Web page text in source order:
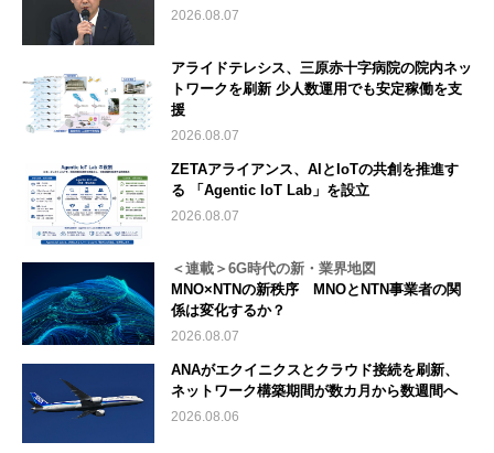
2026.08.07
アライドテレシス、三原赤十字病院の院内ネッ
トワークを刷新 少人数運用でも安定稼働を支
援
2026.08.07
ZETAアライアンス、AIとIoTの共創を推進す
る 「Agentic IoT Lab」を設立
2026.08.07
＜連載＞6G時代の新・業界地図
MNO×NTNの新秩序 MNOとNTN事業者の関
係は変化するか？
2026.08.07
ANAがエクイニクスとクラウド接続を刷新、
ネットワーク構築期間が数カ月から数週間へ
2026.08.06